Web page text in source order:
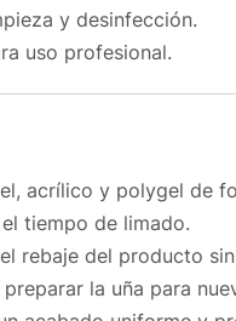
y desinfección.
uso profesional.
acrílico y polygel de
el tiempo de limado.
rebaje del producto
preparar la uña para